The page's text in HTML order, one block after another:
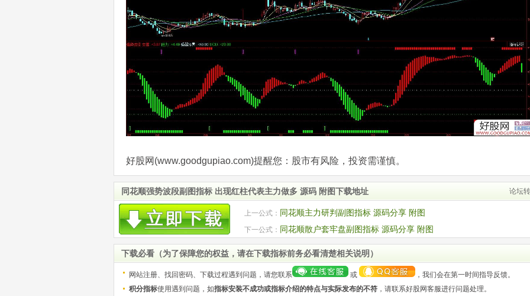
好股网(www.goodgupiao.com)提醒您：股市有风险，投资需谨慎。
同花顺强势波段副图指标 出现红柱代表主力做多 源码 附图下载地址 论坛
上一公式： 同花顺主力研判副图指标 源码分享 附图
下一公式： 同花顺散户套牢盘副图指标 源码分享 附图
下载必看（为了保障您的权益，请在下载指标前务必看清楚相关说明）
网站注册、找回密码、下载过程遇到问题，请您联系 或
，我们会在第一时间指导反馈。
积分指标使用遇到问题，如指标安装不成功或指标介绍的特点与实际发布的不符 ，请联系好股网客服进行问题处理。